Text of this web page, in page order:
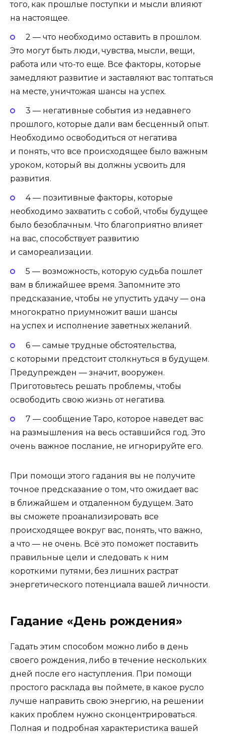
того, как прошлые поступки и мысли влияют
на настоящее.
2 — что необходимо оставить в прошлом.
Это могут быть люди, чувства, мысли, вещи,
работа или что-то еще. Все факторы, которые
замедляют развитие и заставляют вас топтаться
на месте, уничтожая шансы на успех.
3 — негативные события из недавнего
прошлого, которые дали вам бесценный опыт.
Необходимо освободиться от негатива
и понять, что все происходящее было важным
уроком, который вы должны усвоить для
развития.
4 — позитивные факторы, которые
необходимо захватить с собой, чтобы будущее
было безоблачным. Что благоприятно влияет
на вас, способствует развитию
и самореализации.
5 — возможность, которую судьба пошлет
вам в ближайшее время. Запомните это
предсказание, чтобы не упустить удачу — она
многократно приумножит ваши шансы
на успех и исполнение заветных желаний.
6 — самые трудные обстоятельства,
с которыми предстоит столкнуться в будущем.
Предупрежден — значит, вооружен.
Приготовьтесь решать проблемы, чтобы
освободить свою жизнь от негатива.
7 — сообщение Таро, которое наведет вас
на размышления на весь оставшийся год. Это
очень важное послание, не игнорируйте его.
При помощи этого гадания вы не получите
точное предсказание о том, что ожидает вас
в ближайшем и отдаленном будущем. Зато
вы сможете проанализировать все
происходящее вокруг вас, понять, что важно,
а что — не очень. Всё это поможет поставить
правильные цели и следовать к ним
короткими путями, без лишних растрат
энергетического потенциала вашей личности.
Гадание «День рождения»
Гадать этим способом можно либо в день
своего рождения, либо в течение нескольких
дней после его наступления. При помощи
простого расклада вы поймете, в какое русло
лучше направить свою энергию, на решении
каких проблем нужно сконцентрироваться.
Полная и подробная характеристика вашей